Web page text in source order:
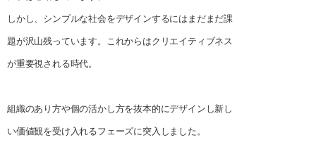
しかし、シンプルな社会をデザインするにはまだまだ課
題が沢山残っています。これからはクリエイティブネス
が重要視される時代。
組織のあり方や個の活かし方を抜本的にデザインし新し
い価値観を受け入れるフェーズに突入しました。